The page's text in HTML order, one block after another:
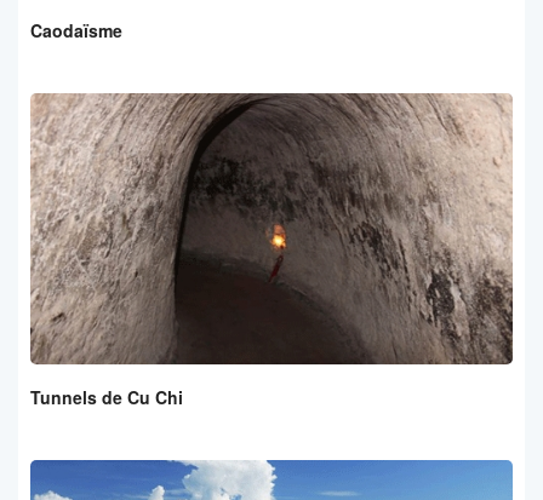
Caodaïsme
Tunnels de Cu Chi